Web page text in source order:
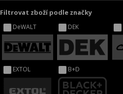
Filtrovat zboží podle značky
DeWALT DEK
EXTOL B+D